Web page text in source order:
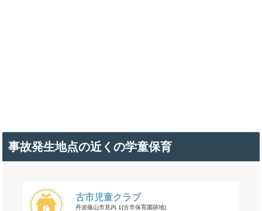
事故発生地点の近くの学童保育
古市児童クラブ
丹波篠山市見内 1(古市保育園跡地)